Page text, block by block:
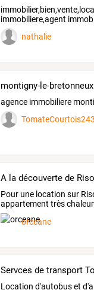
immobiliere,agent
nathalie
montigny-le-
agence immobiliere
A la découverte de
Pour une location sur
appartement très
neige
orceane
Servces de transport
Location d'autobus et